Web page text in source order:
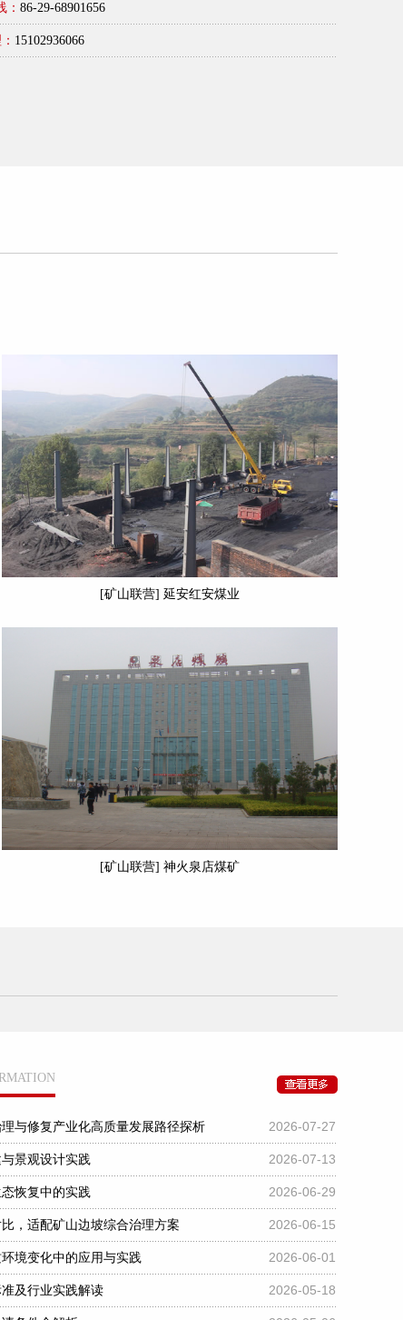
： 86-29-68901656
15102936066
危险废物环境影响报告表批复
[矿山联营] 延安红安煤业
[矿山联营] 神火泉店煤矿
2026-07-27
与修复产业化高质量发展路径探析
2026-07-13
景观设计实践
2026-06-29
恢复中的实践
2026-06-15
，适配矿山边坡综合治理方案
2026-06-01
境变化中的应用与实践
2026-05-18
及行业实践解读